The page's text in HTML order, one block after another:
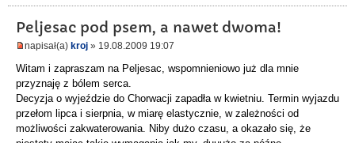
Peljesac pod psem, a nawet dwoma!
napisał(a) kroj » 19.08.2009 19:07
Witam i zapraszam na Peljesac, wspomnieniowo już dla mnie
przyznaję z bólem serca.
Decyzja o wyjeździe do Chorwacji zapadła w kwietniu. Termin wyjazdu
przełom lipca i sierpnia, w miarę elastycznie, w zależności od
możliwości zakwaterowania. Niby dużo czasu, a okazało się, że